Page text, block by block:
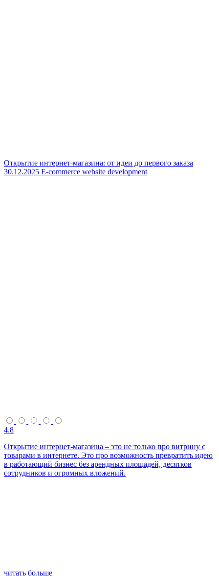
Открытие интернет-магазина: от идеи до первого заказа
30.12.2025 E-commerce website development
4.8
Открытие интернет-магазина – это не только про витрину с
товарами в интернете. Это про возможность превратить идею
в работающий бизнес без арендных площадей, десятков
сотрудников и огромных вложений.
читать больше